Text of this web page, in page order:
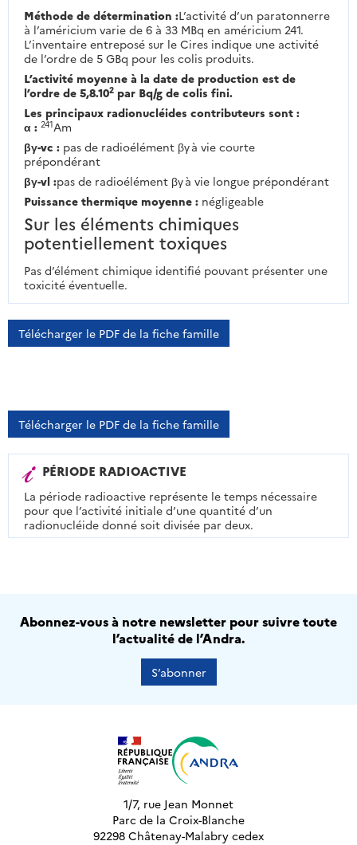
Méthode de détermination :L’activité d’un paratonnerre
à l’américium varie de 6 à 33 MBq en américium 241.
L’inventaire entreposé sur le Cires indique une activité
de l’ordre de 5 GBq pour les colis produits.
L’activité moyenne à la date de production est de
l’ordre de 5,8.102par Bq/g de colis fini.
Les principaux radionucléides contributeurs sont :
α : 241Am
βγ-vc :pas de radioélément βγ à vie courte
prépondérant
βγ-vl :pas de radioélément βγ à vie longue prépondérant
Puissance thermique moyenne :négligeable
Sur les éléments chimiques
potentiellement toxiques
Pas d’élément chimique identifié pouvant présenter une
toxicité éventuelle.
Télécharger le PDF de la fiche famille
Télécharger le PDF de la fiche famille
PÉRIODE RADIOACTIVE
La période radioactive représente le temps nécessaire
pour que l’activité initiale d’une quantité d’un
radionucléide donné soit divisée par deux.
Abonnez-vous à notre newsletter pour suivre toute
l’actualité de l’Andra.
S’abonner
1/7, rue Jean Monnet
Parc de la Croix-Blanche
92298 Châtenay-Malabry cedex